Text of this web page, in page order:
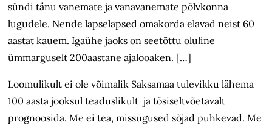
sündi tänu vanemate ja vanavanemate põlvkonna
lugudele. Nende lapselapsed omakorda elavad neist 60
aastat kauem. Igaühe jaoks on seetõttu oluline
ümmarguselt 200aastane ajalooaken. […]
Loomulikult ei ole võimalik Saksamaa tulevikku lähema
100 aasta jooksul teaduslikult ja tõsiseltvõetavalt
prognoosida. Me ei tea, missugused sõjad puhkevad. Me